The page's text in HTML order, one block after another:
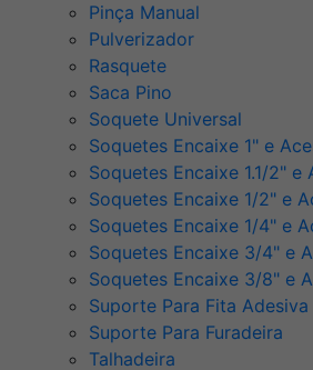
Pinça Manual
Pulverizador
Rasquete
Saca Pino
Soquete Universal
Soquetes Encaixe 1" e
Soquetes Encaixe 1.1/2" e
Soquetes Encaixe 1/2" e
Soquetes Encaixe 1/4" e
Soquetes Encaixe 3/4" e
Soquetes Encaixe 3/8" e
Suporte Para Fita Adesiva
Suporte Para Furadeira
Talhadeira